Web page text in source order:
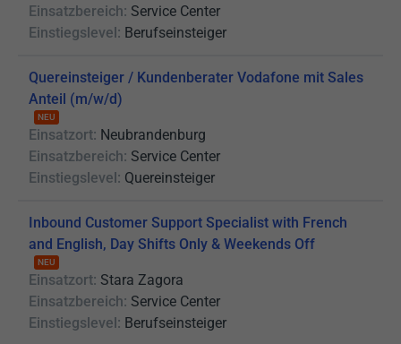
Einsatzbereich: Service Center
Einstiegslevel: Berufseinsteiger
Quereinsteiger / Kundenberater Vodafone mit Sales
Anteil (m/w/d)
NEU
Einsatzort: Neubrandenburg
Einsatzbereich: Service Center
Einstiegslevel: Quereinsteiger
Inbound Customer Support Specialist with French
and English, Day Shifts Only & Weekends Off
NEU
Einsatzort: Stara Zagora
Einsatzbereich: Service Center
Einstiegslevel: Berufseinsteiger